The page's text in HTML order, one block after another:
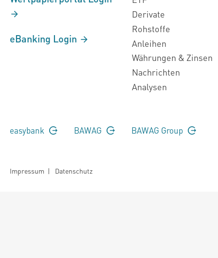
eBanking Login
Derivate
Rohstoffe
Anleihen
Währungen & Zinsen
Nachrichten
Analysen
easybank BAWAG BAWAG Group
Impressum | Datenschutz